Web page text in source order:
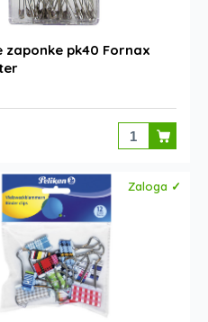
zaponke pk40 Fornax
Zaloga ✓